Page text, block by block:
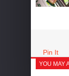
Pin It
YOU MAY